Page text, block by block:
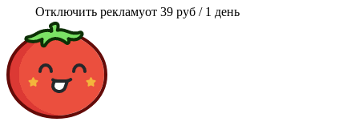
Отключить рекламуот 39 руб / 1 день